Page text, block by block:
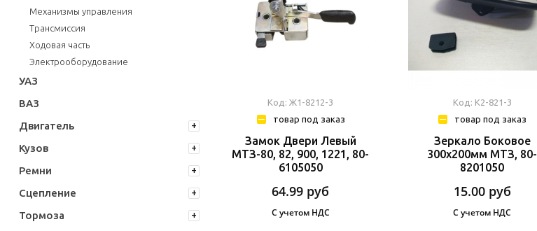
Механизмы управления
Трансмиссия
Ходовая часть
Электрооборудование
УАЗ
ВАЗ
Двигатель
Кузов
Ремни
Сцепление
Тормоза
Код: Ж1-8212-3
товар под заказ
Замок Двери Левый
МТЗ-80, 82, 900, 1221, 80-
6105050
64.99 руб
С учетом НДС
Код: К2-821-3
товар под заказ
Зеркало Боковое
300х200мм МТЗ, 80-
8201050
15.00 руб
С учетом НДС